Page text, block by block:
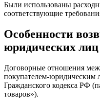
Были использованы
соответствующие
Особенности
юридических лиц
Договорные отношения
покупателем-юридическим
Гражданского кодекса РФ
товаров»).